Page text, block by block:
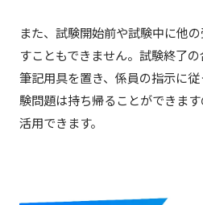
また、試験開始前や試験中に他
すこともできません。試験終了
筆記用具を置き、係員の指示に
験問題は持ち帰ることができま
活用できます。